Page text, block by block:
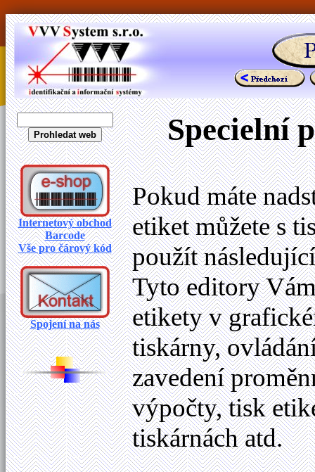
Internetový obchod
Barcode
Vše pro čárový kód
Spojení na nás
Specielní
Pokud máte
etiket můžete s
použít
Tyto editory
etikety v
tiskárny,
zavedení
výpočty, tisk
tiskárnách atd.